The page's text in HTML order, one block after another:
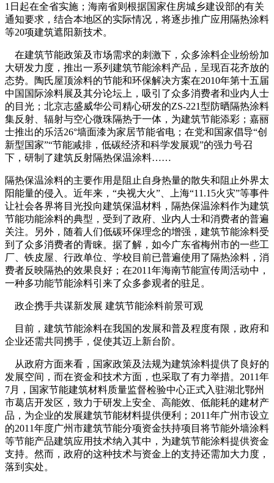
1日起在全省实施；海南省则根据国家住房城乡建设部的有关
通知要求，结合本地区的实际情况，将逐步推广应用隔热涂料
等20项建筑遮阳新技术。
在建筑节能政策及市场需求的刺激下，众多涂料企业纷纷加
大研发力度，推出一系列建筑节能涂料产品，呈现百花齐放的
态势。陶氏屋顶涂料的节能和环保解决方案在2010年第十五届
中国国际涂料展及其分论坛上，吸引了众多消费者和业内人士
的目光；北京志盛威华公司精心研发的ZS-221型防晒隔热涂料
集反射、辐射与空心微珠隔热于一体，为建筑节能添彩；嘉丽
士推出的乐活26°墙面漆为家居节能省电；在党和国家倡导“创
新型国家”“节能减排，低碳经济和科学发展观”的强力号召
下，研制了建筑反射隔热保温涂料……
隔热保温涂料的主要作用是阻止自身热量的散失和阻止外界太
阳能量的侵入。近年来，“央视大火”、上海“11.15火灾”等事件
让社会各界将目光投向建筑保温材料，隔热保温涂料作为建筑
节能功能涂料的典型，受到了政府、业内人士和消费者的普遍
关注。另外，随着人们低碳环保理念的增强，建筑节能涂料受
到了众多消费者的青睐。据了解，如今广东省梅州市的一些工
厂、铁皮屋、行政单位、学校目前已普遍使用了隔热涂料，消
费者反映隔热的效果良好；在2011年海南节能宣传周活动中，
一种多功能节能涂料引来了众多参观者的驻足。
政企携手共谋新发展 建筑节能涂料前景可观
目前，建筑节能涂料在我国的发展和普及程度有限，政府和
企业还需共同携手，促使其迈上新台阶。
从政府方面来看，国家政策及法规为建筑涂料提供了良好的
发展空间，而在资金和技术方面，也采取了有力举措。2011年
7月，国家节能建筑材料质量监督检验中心正式入驻湖北鄂州
市葛店开发区，致力于研发上安全、高能效、低能耗的建材产
品，为企业的发展建筑节能材料提供便利；2011年广州市设立
的2011年度广州市建筑节能分项资金扶持项目将节能外墙涂料
等节能产品建筑应用技术纳入其中，为建筑节能涂料提供资金
支持。然而，政府的这种技术与资金上的支持还需加大力度，
落到实处。